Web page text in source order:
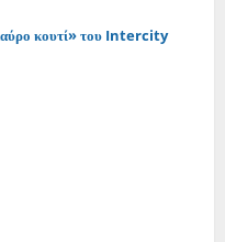
κουτί» του Intercity